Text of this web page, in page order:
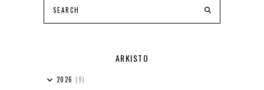
ARKISTO
2026 (9)